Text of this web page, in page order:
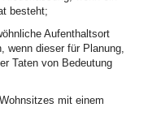
besteht;
Aufenthaltsort
wenn dieser für Planung,
Taten von Bedeutung
mit einem